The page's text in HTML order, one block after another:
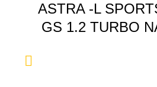
ASTRA -L
GS 1.2 TURBO